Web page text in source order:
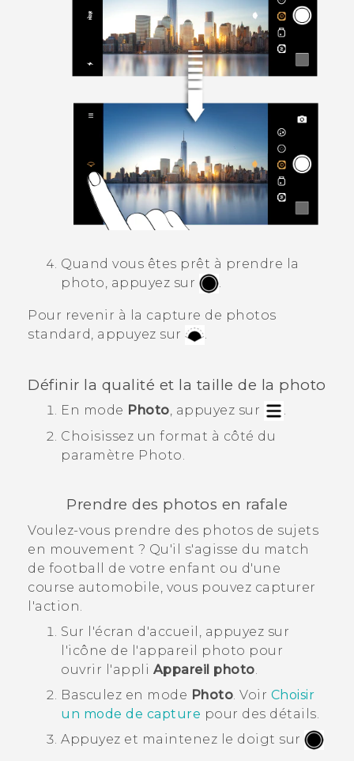
Quand vous êtes prêt à prendre la
photo, appuyez sur
.
Pour revenir à la capture de photos
standard, appuyez sur
.
Définir la qualité et la taille de la photo
En mode Photo, appuyez sur
.
Choisissez un format à côté du
paramètre Photo.
Prendre des photos en rafale
Voulez-vous prendre des photos de sujets
en mouvement ? Qu'il s'agisse du match
de football de votre enfant ou d'une
course automobile, vous pouvez capturer
l'action.
Sur l'écran d'accueil
, appuyez sur
l'icône de l'appareil photo pour
ouvrir l'appli Appareil photo
Basculez en mode Photo . Voir Choisir
un mode de capture pour des détails.
Appuyez et maintenez le doigt sur